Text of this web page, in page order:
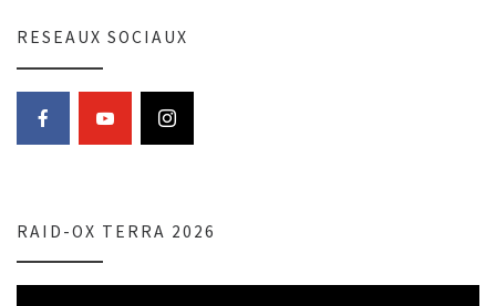
RESEAUX SOCIAUX
RAID-OX TERRA 2026